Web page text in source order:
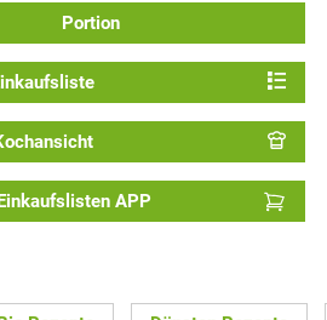
Portion
APP